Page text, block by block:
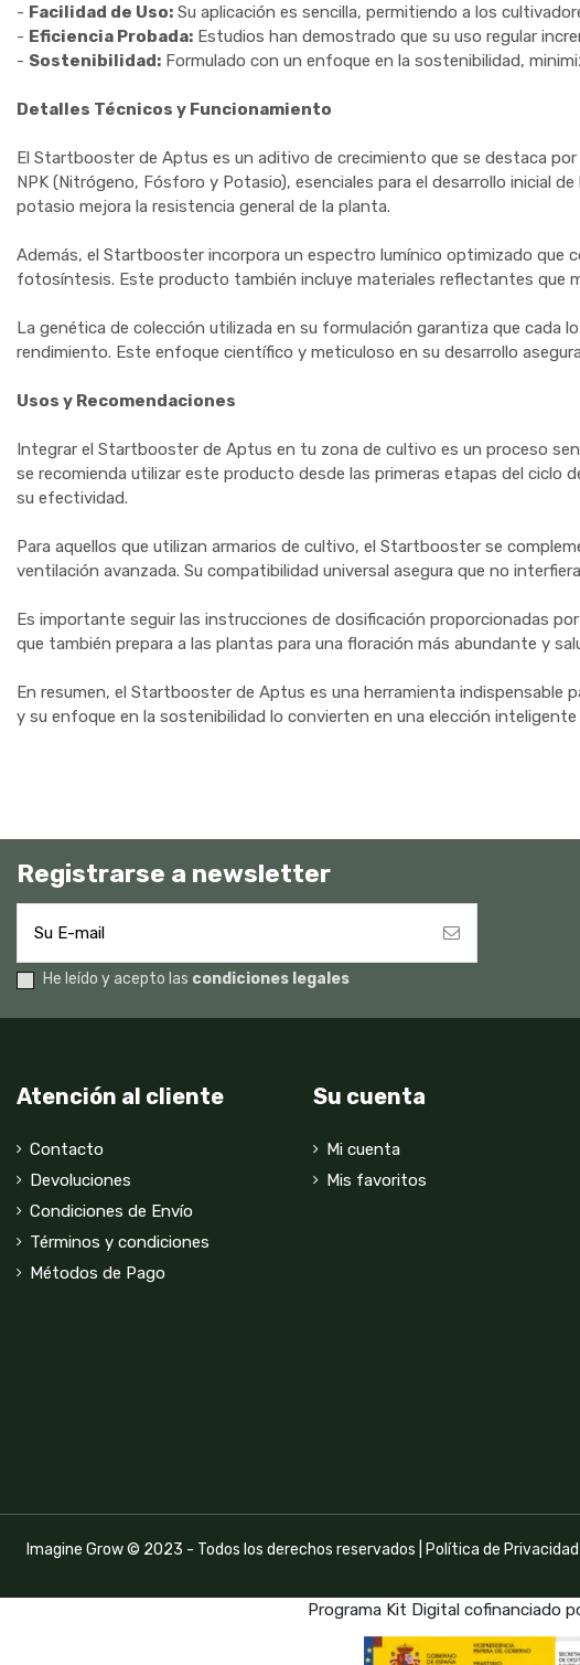
- Facilidad de Uso: Su aplicación es sencilla, permitiendo a los
- Eficiencia Probada: Estudios han demostrado que su uso regular
- Sostenibilidad: Formulado con un enfoque en la sostenibilidad,
Detalles Técnicos y Funcionamiento
El Startbooster de Aptus es un aditivo de crecimiento que se destaca
NPK (Nitrógeno, Fósforo y Potasio), esenciales para el desarrollo inicial
potasio mejora la resistencia general de la planta.
Además, el Startbooster incorpora un espectro lumínico optimizado que
fotosíntesis. Este producto también incluye materiales reflectantes que
La genética de colección utilizada en su formulación garantiza que
rendimiento. Este enfoque científico y meticuloso en su desarrollo
Usos y Recomendaciones
Integrar el Startbooster de Aptus en tu zona de cultivo es un proceso
se recomienda utilizar este producto desde las primeras etapas del ciclo
su efectividad.
Para aquellos que utilizan armarios de cultivo, el Startbooster se
ventilación avanzada. Su compatibilidad universal asegura que no
Es importante seguir las instrucciones de dosificación proporcionadas
que también prepara a las plantas para una floración más abundante y
En resumen, el Startbooster de Aptus es una herramienta indispensable
y su enfoque en la sostenibilidad lo convierten en una elección
Registrarse a newsletter
He leído y acepto las condiciones legales
Atención al cliente
Contacto
Devoluciones
Condiciones de Envío
Términos y condiciones
Métodos de Pago
Su cuenta
Mi cuenta
Mis favoritos
Imagine Grow © 2023 - Todos los derechos reservados | Política de Privacidad
Programa Kit Digital cofinanciado